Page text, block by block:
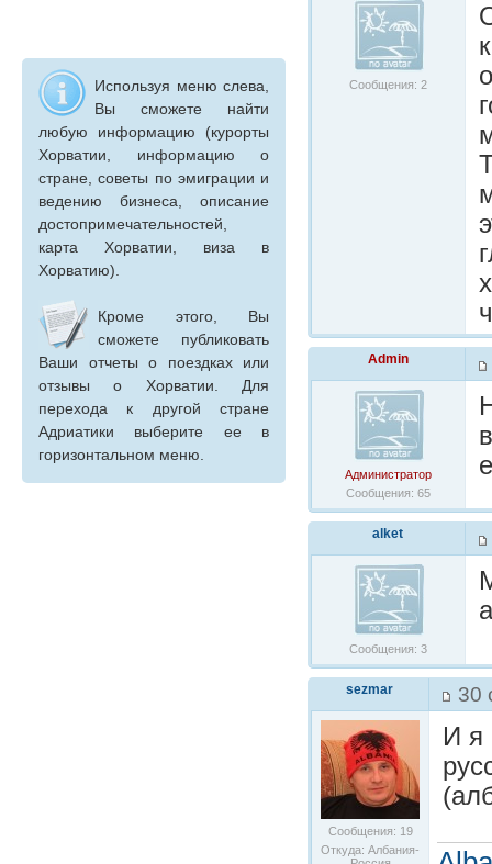
Используя меню слева,
Вы сможете найти
любую информацию (курорты
Хорватии, информацию о
стране, советы по эмиграции и
ведению бизнеса, описание
достопримечательностей,
карта Хорватии, виза в
Хорватию).
Кроме этого, Вы
сможете публиковать
Ваши отчеты о поездках или
отзывы о Хорватии. Для
перехода к другой стране
Адриатики выберите ее в
горизонтальном меню.
Сообщения: 2
Admin
Администратор
Сообщения: 65
alket
Сообщения: 3
sezmar 30
Сообщения: 19
Откуда: Албания-
И я